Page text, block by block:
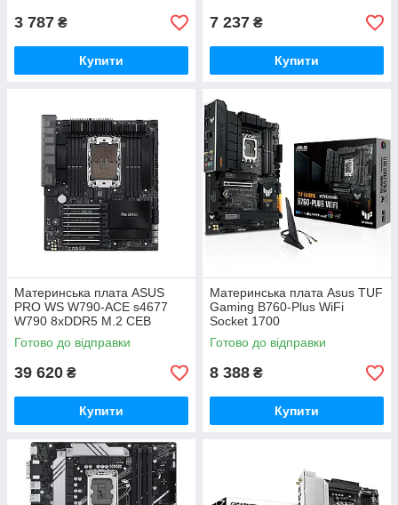
3 787 ₴
Купити
7 237 ₴
Купити
Материнcька плата ASUS
PRO WS W790-ACE s4677
W790 8xDDR5 M.2 CEB
(90MB1C70-M0EAY0)
Готово до відправки
39 620 ₴
Купити
Материнська плата Asus TUF
Gaming B760-Plus WiFi
Socket 1700
Готово до відправки
8 388 ₴
Купити